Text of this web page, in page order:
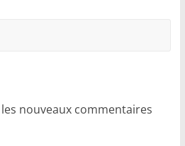
nouveaux commentaires